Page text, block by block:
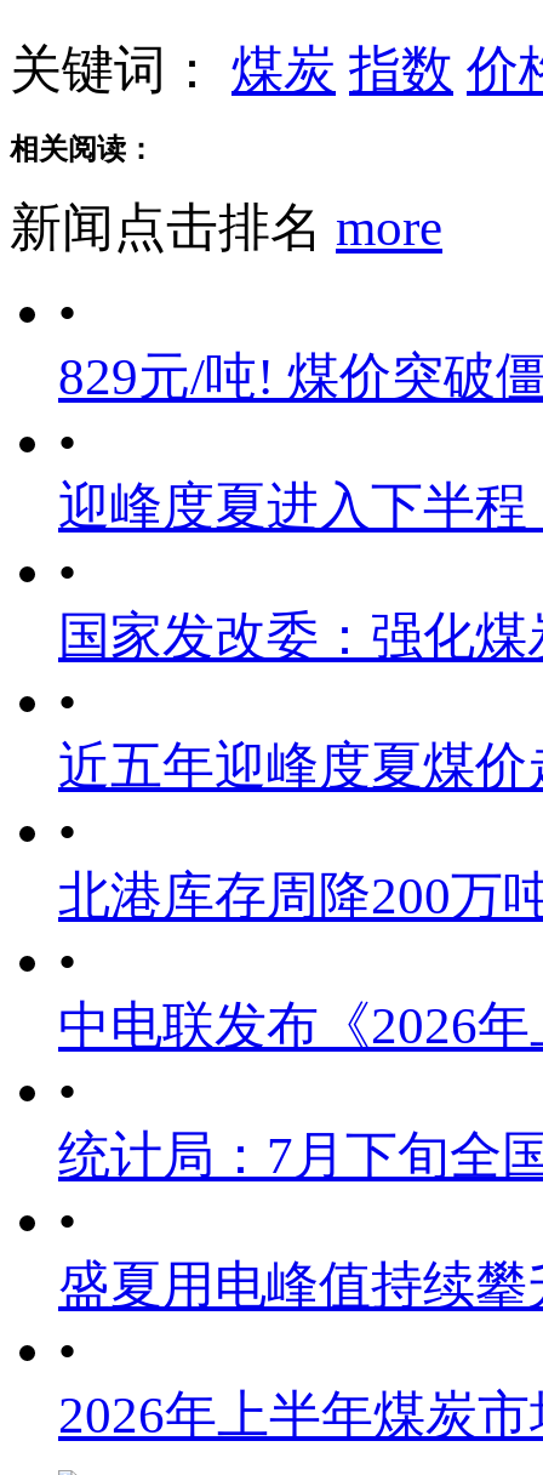
关键词： 煤炭 指数 价
相关阅读：
新闻点击排名 more
•
829元/吨! 煤价突破
•
迎峰度夏进入下半
•
国家发改委：强化
•
近五年迎峰度夏煤价
•
北港库存周降200万
•
中电联发布《2026
•
统计局：7月下旬全
•
盛夏用电峰值持续
•
2026年上半年煤炭